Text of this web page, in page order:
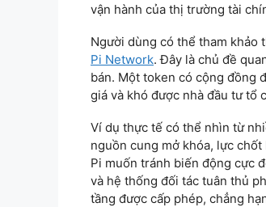
vận hành của thị trường tài
Người dùng có thể tham khảo
Pi Network. Đây là chủ đề
bán. Một token có cộng đồng
giá và khó được nhà đầu tư tổ
Ví dụ thực tế có thể nhìn từ
nguồn cung mở khóa, lực
Pi muốn tránh biến động cực
và hệ thống đối tác tuân thủ
tầng được cấp phép, chẳng